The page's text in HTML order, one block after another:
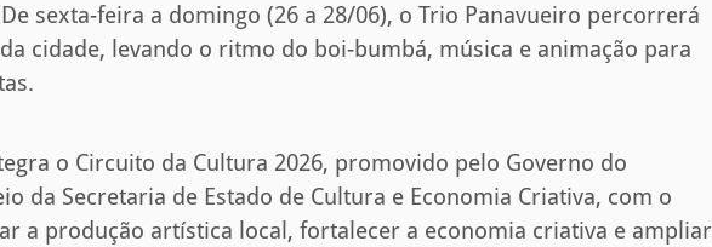
sexta-feira a domingo (26 a 28/06), o Trio Panavueiro percorrerá
cidade, levando o ritmo do boi-bumbá, música e animação para
o Circuito da Cultura 2026, promovido pelo Governo do
da Secretaria de Estado de Cultura e Economia Criativa, com o
a produção artística local, fortalecer a economia criativa e ampliar